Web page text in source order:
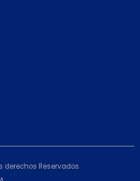
derechos Reservados